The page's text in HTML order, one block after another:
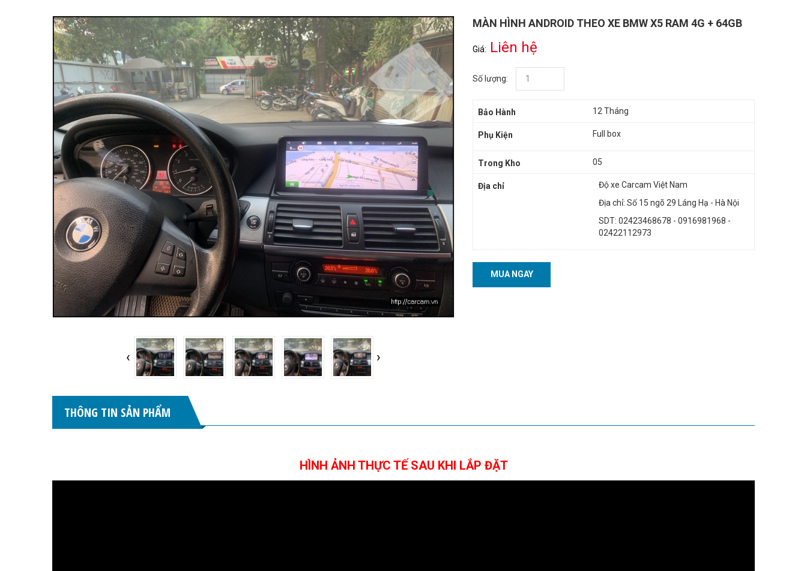
‹ ›
MÀN HÌNH ANDROID THEO XE BMW X5 RAM 4G + 64GB
Giá: Liên hệ
Số lượng:
Bảo Hành 12 Tháng
Phụ Kiện Full box
Trong Kho 05
Địa chỉ
Độ xe Carcam Việt Nam
Địa chỉ: Số 15 ngõ 29 Láng Hạ - Hà Nội
SDT: 02423468678 - 0916981968 -
02422112973
MUA NGAY
THÔNG TIN SẢN PHẨM
HÌNH ẢNH THỰC TẾ SAU KHI LẮP ĐẶT